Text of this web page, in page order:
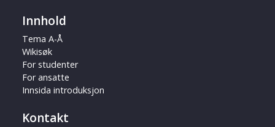
Innhold
Tema A-Å
Wikisøk
For studenter
For ansatte
Innsida introduksjon
Kontakt